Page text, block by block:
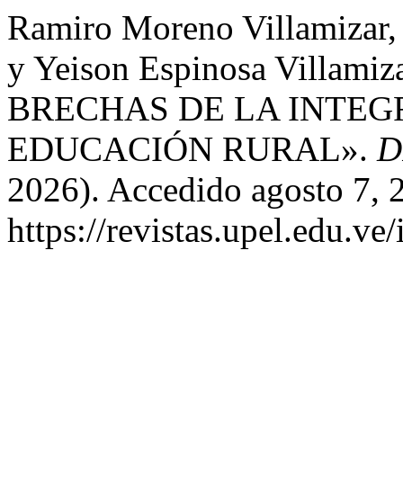
Ramiro Moreno
y Yeison Espinosa
BRECHAS DE LA
EDUCACIÓN RURAL».
2026). Accedido agosto 7,
https://